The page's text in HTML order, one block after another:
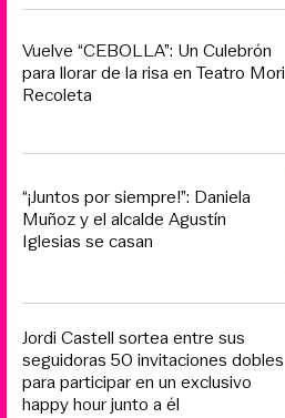
Vuelve “CEBOLLA”: Un Culebrón
para llorar de la risa en Teatro Mori
Recoleta
“¡Juntos por siempre!”: Daniela
Muñoz y el alcalde Agustín
Iglesias se casan
Jordi Castell sortea entre sus
seguidoras 50 invitaciones dobles
para participar en un exclusivo
happy hour junto a él